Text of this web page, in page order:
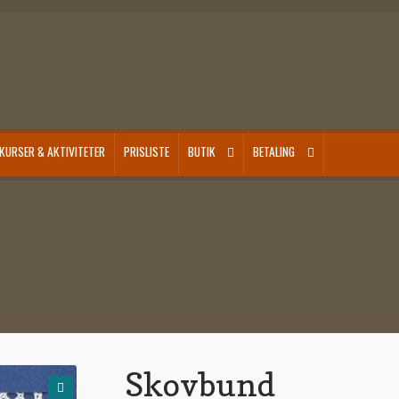
KURSER & AKTIVITETER PRISLISTE BUTIK BETALING
Skovbund